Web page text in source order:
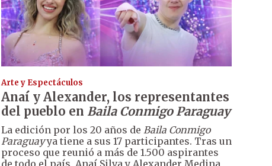
Arte y Espectáculos
Anaí y Alexander, los representantes
del pueblo en Baila Conmigo Paraguay
La edición por los 20 años de Baila Conmigo
Paraguayya tiene a sus 17 participantes. Tras un
proceso que reunió a más de 1.500 aspirantes